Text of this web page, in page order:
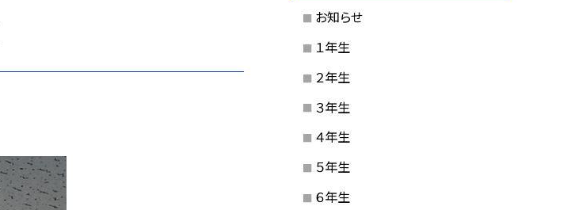
お知らせ
１年生
２年生
３年生
４年生
５年生
６年生